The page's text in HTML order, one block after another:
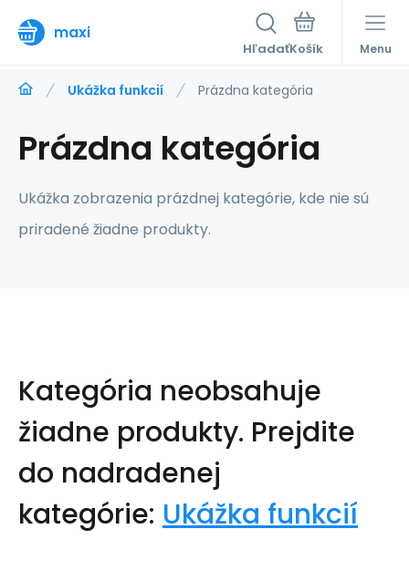
maxi
Hľadať Menu
Ukážka funkcií Prázdna kategória
Prázdna kategória
Ukážka zobrazenia prázdnej kategórie, kde nie sú
priradené žiadne produkty.
Kategória neobsahuje
žiadne produkty. Prejdite
do nadradenej
kategórie: Ukážka funkcií